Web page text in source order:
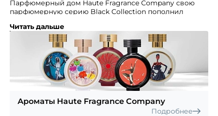
Парфюмерный дом Haute Fragrance Company свою
парфюмерную серию Black Collection пополнил
Code. Османтус, олибанум и слива создают старт
представленной композиции.
Далее следует сердце, сотканное из нот кожи, корня
ириса, фиников и розы. Базу парфюма формируют
акценты мускуса, бальзама толу, бензоина, дерева
агар и ладана. Парфюм адресован стильному
и успешному, уверенному в себе молодому мужчине,
который особое внимание уделяет своему
внутреннему миру и внешнему облику. У него все
Читать дальше
Ароматы Haute Fragrance Company
Подробнее